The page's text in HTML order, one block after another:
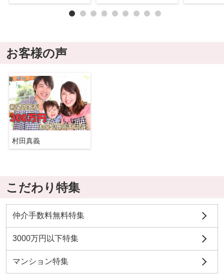
お客様の声
村田真義
こだわり特集
仲介手数料無料特集
3000万円以下特集
マンション特集